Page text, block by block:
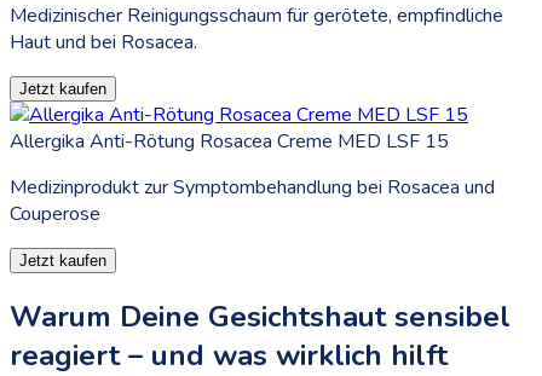
Medizinischer Reinigungsschaum für gerötete, empfindliche
Haut und bei Rosacea.
Jetzt kaufen
Allergika Anti-Rötung Rosacea Creme MED LSF 15
Medizinprodukt zur Symptombehandlung bei Rosacea und
Couperose
Jetzt kaufen
Warum Deine Gesichtshaut sensibel
reagiert – und was wirklich hilft